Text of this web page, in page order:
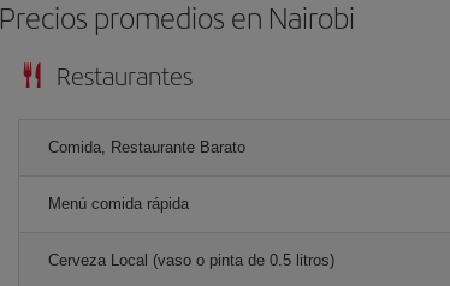
Precios promedios en Nairobi
Restaurantes
Comida, Restaurante Barato
Menú comida rápida
Cerveza Local (vaso o pinta de 0.5 litros)